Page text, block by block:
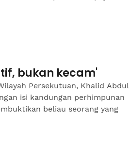
bukan kecam'
Persekutuan, Khalid Abdul
isi kandungan perhimpunan
beliau seorang yang